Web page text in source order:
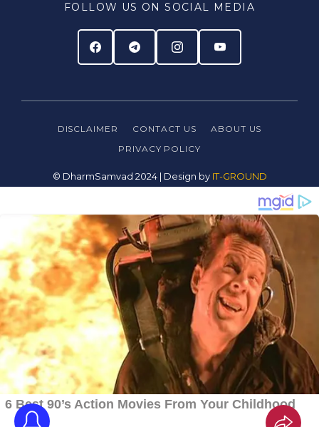
FOLLOW US ON SOCIAL MEDIA
DISCLAIMER CONTACT US
ABOUT US
PRIVACY POLICY
© DharmSamvad 2024 | Design byIT-GROUND